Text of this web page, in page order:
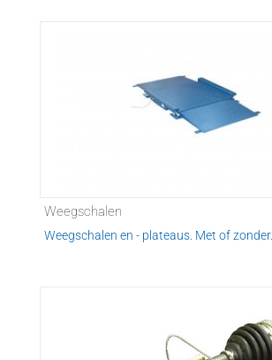
Weegschalen
Weegschalen en - plateaus. Met of zonder...